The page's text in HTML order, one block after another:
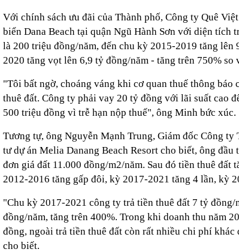
Với chính sách ưu đãi của Thành phố, Công ty Quê
biển Dana Beach tại quận Ngũ Hành Sơn với diện tích
là 200 triệu đồng/năm, đến chu kỳ 2015-2019 tăng lên
2020 tăng vọt lên 6,9 tỷ đồng/năm - tăng trên 750%
"Tôi bất ngờ, choáng váng khi cơ quan thuế thông
thuê đất. Công ty phải vay 20 tỷ đồng với lãi suất cao
500 triệu đồng vì trễ hạn nộp thuế", ông Minh bức xúc.
Tương tự, ông Nguyễn Mạnh Trung, Giám đốc Công ty
tư dự án Melia Danang Beach Resort cho biết, ông
đơn giá đất 11.000 đồng/m2/năm. Sau đó tiền thuê đất
2012-2016 tăng gấp đôi, kỳ 2017-2021 tăng 4 lần, kỳ
"Chu kỳ 2017-2021 công ty trả tiền thuê đất 7 tỷ đồng/
đồng/năm, tăng trên 400%. Trong khi doanh thu năm
đồng, ngoài trả tiền thuê đất còn rất nhiều chi phí
cho biết.